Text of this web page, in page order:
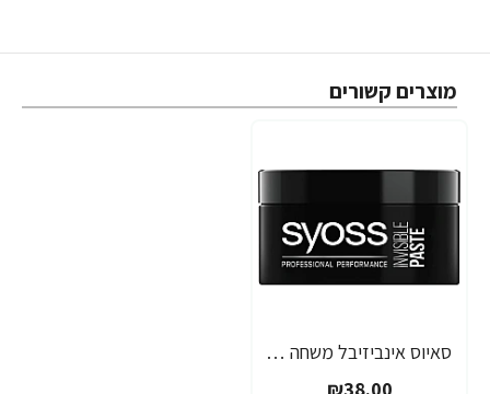
מוצרים קשורים
סאיוס אינביזיבל משחה לעיצוב שיער 100 מ"ל - מבית SYOSS